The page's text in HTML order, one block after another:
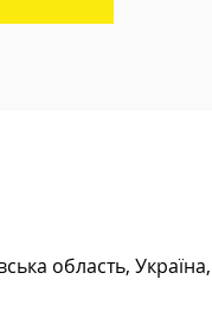
область, Україна,